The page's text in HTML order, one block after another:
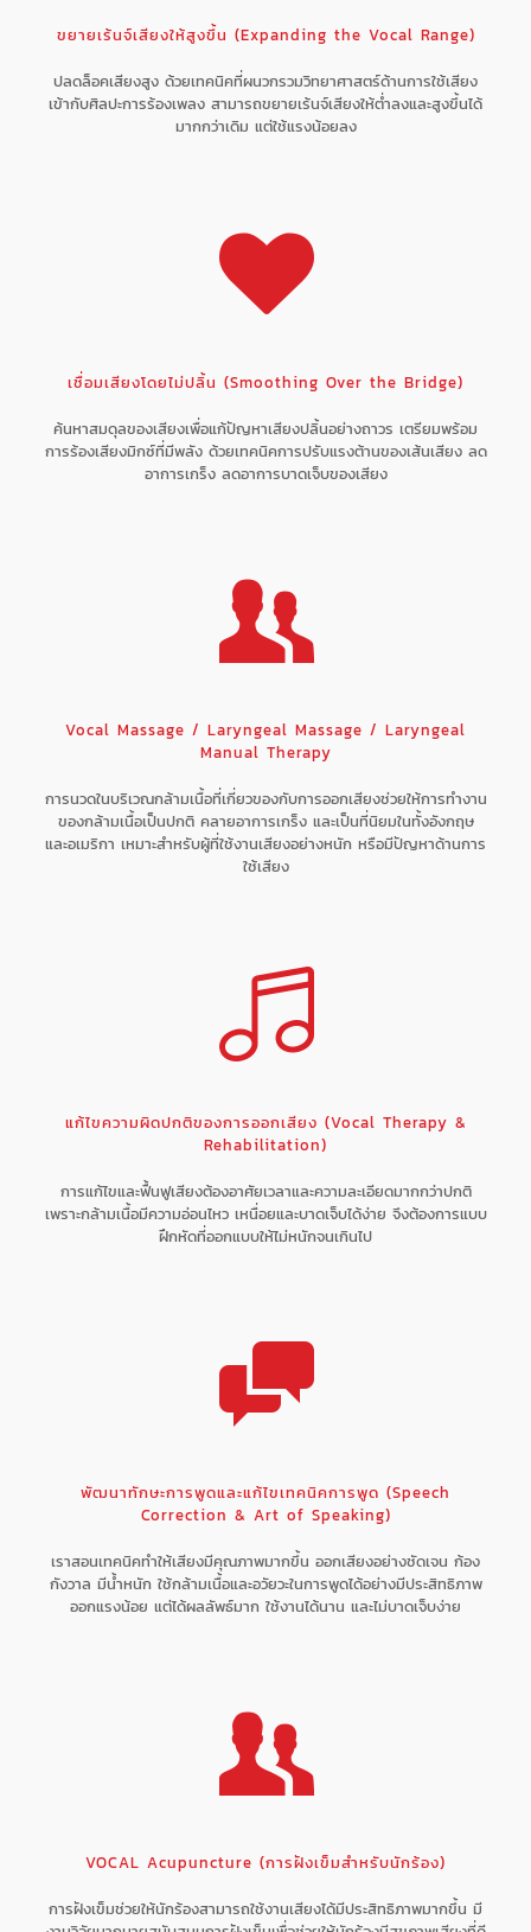
ขยายเร้นจ์เสียงให้สูงขึ้น (Expanding the Vocal Range)
ปลดล็อคเสียงสูง ด้วยเทคนิคที่ผนวกรวมวิทยาศาสตร์ด้านการใช้เสียง
เข้ากับศิลปะการร้องเพลง สามารถขยายเร้นจ์เสียงให้ต่ำลงและสูงขึ้นได้
มากกว่าเดิม แต่ใช้แรงน้อยลง
เชื่อมเสียงโดยไม่ปลิ้น (Smoothing Over the Bridge)
ค้นหาสมดุลของเสียงเพื่อแก้ปัญหาเสียงปลิ้นอย่างถาวร เตรียมพร้อม
การร้องเสียงมิกซ์ที่มีพลัง ด้วยเทคนิคการปรับแรงต้านของเส้นเสียง ลด
อาการเกร็ง ลดอาการบาดเจ็บของเสียง
Vocal Massage / Laryngeal Massage / Laryngeal
Manual Therapy
การนวดในบริเวณกล้ามเนื้อที่เกี่ยวของกับการออกเสียงช่วยให้การทำงาน
ของกล้ามเนื้อเป็นปกติ คลายอาการเกร็ง และเป็นที่นิยมในทั้งอังกฤษ
และอเมริกา เหมาะสำหรับผู้ที่ใช้งานเสียงอย่างหนัก หรือมีปัญหาด้านการ
ใช้เสียง
แก้ไขความผิดปกติของการออกเสียง (Vocal Therapy &
Rehabilitation)
การแก้ไขและฟื้นฟูเสียงต้องอาศัยเวลาและความละเอียดมากกว่าปกติ
เพราะกล้ามเนื้อมีความอ่อนไหว เหนื่อยและบาดเจ็บได้ง่าย จึงต้องการแบบ
ฝึกหัดที่ออกแบบให้ไม่หนักจนเกินไป
พัฒนาทักษะการพูดและแก้ไขเทคนิคการพูด (Speech
Correction & Art of Speaking)
เราสอนเทคนิคทำให้เสียงมีคุณภาพมากขึ้น ออกเสียงอย่างชัดเจน ก้อง
กังวาล มีน้ำหนัก ใช้กล้ามเนื้อและอวัยวะในการพูดได้อย่างมีประสิทธิภาพ
ออกแรงน้อย แต่ได้ผลลัพธ์มาก ใช้งานได้นาน และไม่บาดเจ็บง่าย
VOCAL Acupuncture (การฝังเข็มสำหรับนักร้อง)
การฝังเข็มช่วยให้นักร้องสามารถใช้งานเสียงได้มีประสิทธิภาพมากขึ้น มี